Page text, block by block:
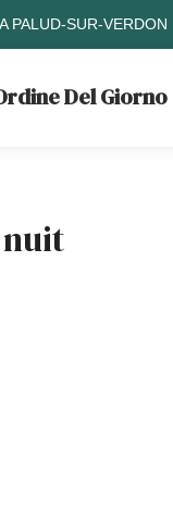
PALUD-SUR-VERDON
Del Giorno